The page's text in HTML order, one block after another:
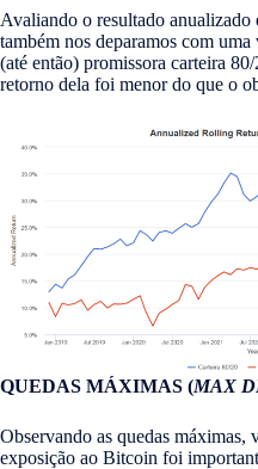
Avaliando o resultado anualizado
também nos deparamos com
(até então) promissora carteira
retorno dela foi menor do que o
QUEDAS MÁXIMAS (MAX
Observando as quedas máximas,
exposição ao Bitcoin foi